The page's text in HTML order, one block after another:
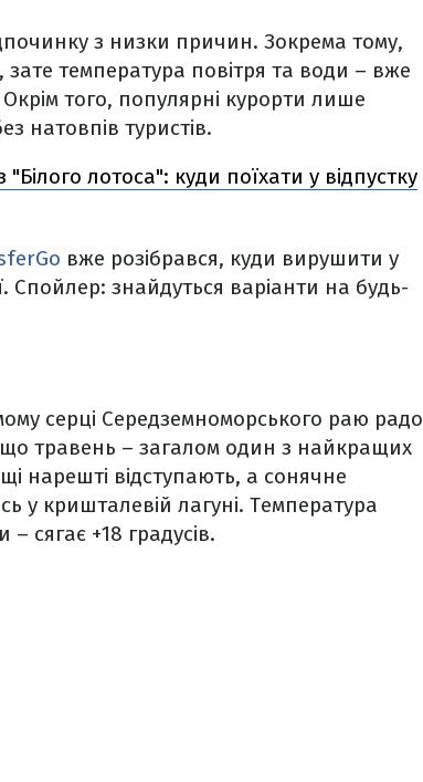
з низки причин. Зокрема тому,
температура повітря та води – вже
того, популярні курорти лише
натовпів туристів.
лотоса": куди поїхати у відпустку
вже розібрався, куди вирушити у
Спойлер: знайдуться варіанти на будь-
серці Середземноморського раю радо
травень – загалом один з найкращих
нарешті відступають, а сонячне
у кришталевій лагуні. Температура
– сягає +18 градусів.